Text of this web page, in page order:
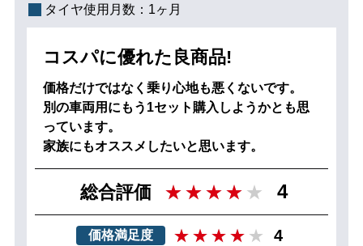
タイヤ使用月数： 1ヶ月
コスパに優れた良商品!
価格だけではなく乗り心地も悪くないです。
別の車両用にもう1セット購入しようかとも思
っています。
家族にもオススメしたいと思います。
総合評価 4
価格満足度 4